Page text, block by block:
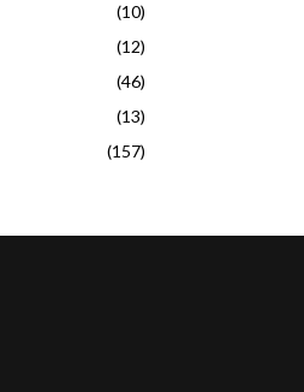
(10)
(12)
(46)
(13)
(157)